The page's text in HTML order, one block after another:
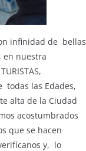
infinidad de bellas
en nuestra
todas las Edades,
alta de la Ciudad
acostumbrados
que se hacen
verifícanos y, lo